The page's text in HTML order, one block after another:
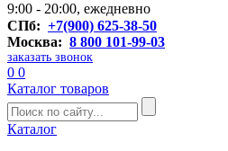
9:00 - 20:00, ежедневно
СПб: +7(900) 625-38-50
Москва: 8 800 101-99-03
заказать звонок
0 0
Каталог товаров
Каталог